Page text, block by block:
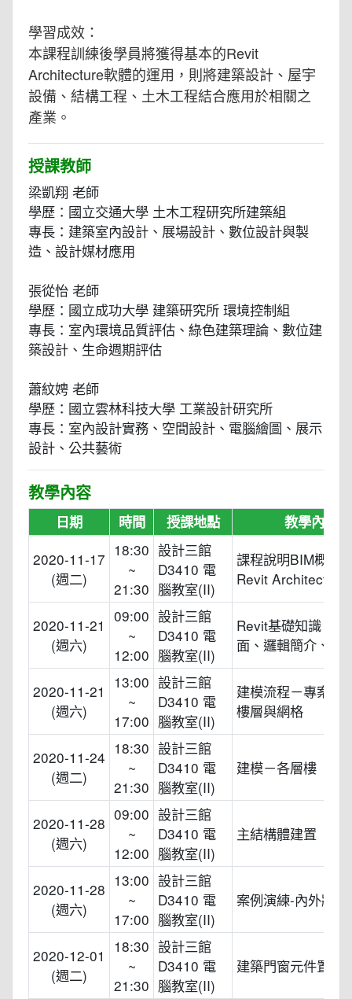
學習成效：
本課程訓練後學員將獲得基本的Revit
Architecture軟體的運用，則將建築設計、屋宇
設備、結構工程、土木工程結合應用於相關之
產業。
授課教師
梁凱翔 老師
學歷：國立交通大學 土木工程研究所建築組
專長：建築室內設計、展場設計、數位設計與製
造、設計媒材應用
張從怡 老師
學歷：國立成功大學 建築研究所 環境控制組
專長：室內環境品質評估、綠色建築理論、數位建
築設計、生命週期評估
蕭紋娉 老師
學歷：國立雲林科技大學 工業設計研究所
專長：室內設計實務、空間設計、電腦繪圖、展示
設計、公共藝術
教學內容
日期 時間 授課地點 教學內容
2020-11-17
(週二)
18:30
~
21:30
設計三館
D3410 電
腦教室(II)
課程說明BIM概念
Revit Architecture
2020-11-21
(週六)
09:00
~
12:00
設計三館
D3410 電
腦教室(II)
Revit基礎知識、操
面、邏輯簡介、市
2020-11-21
(週六)
13:00
~
17:00
設計三館
D3410 電
腦教室(II)
建模流程－專案與
樓層與網格
2020-11-24
(週二)
18:30
~
21:30
設計三館
D3410 電
腦教室(II)
建模－各層樓
2020-11-28
(週六)
09:00
~
12:00
設計三館
D3410 電
腦教室(II)
主結構體建置
2020-11-28
(週六)
13:00
~
17:00
設計三館
D3410 電
腦教室(II)
案例演練-內外牆
2020-12-01
(週二)
18:30
~
21:30
設計三館
D3410 電
腦教室(II)
建築門窗元件置入